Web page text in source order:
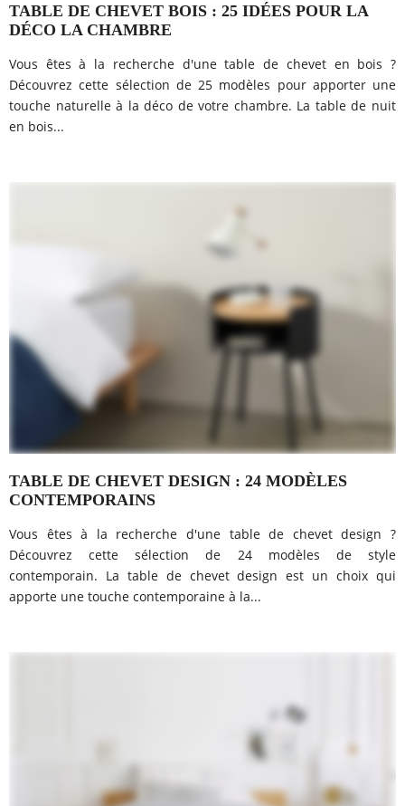
TABLE DE CHEVET BOIS : 25 IDÉES POUR LA
DÉCO LA CHAMBRE
Vous êtes à la recherche d'une table de chevet en bois ?
Découvrez cette sélection de 25 modèles pour apporter une
touche naturelle à la déco de votre chambre. La table de nuit
en bois...
TABLE DE CHEVET DESIGN : 24 MODÈLES
CONTEMPORAINS
Vous êtes à la recherche d'une table de chevet design ?
Découvrez cette sélection de 24 modèles de style
contemporain. La table de chevet design est un choix qui
apporte une touche contemporaine à la...